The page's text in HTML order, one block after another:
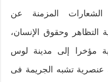
المزمنة عن
التظاهر وحقوق الإنسان،
مؤخرا إلى مدينة لوس
تشبه الجريمة فى